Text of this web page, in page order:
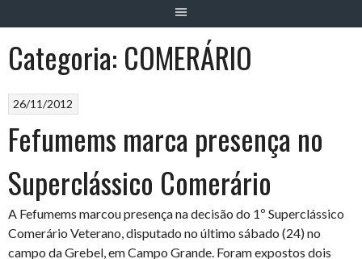
Categoria: COMERÁRIO
26/11/2012
Fefumems marca presença no
Superclássico Comerário
A Fefumems marcou presença na decisão do 1º Superclássico
Comerário Veterano, disputado no último sábado (24) no
campo da Grebel, em Campo Grande. Foram expostos dois